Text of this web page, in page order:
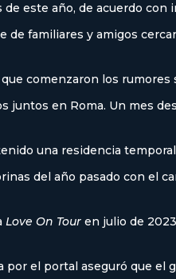
este año, de acuerdo
de familiares y amigos
comenzaron los rumores
en Roma. Un mes
una residencia
del año pasado con el
Love On Tour en julio de
el portal aseguró que el